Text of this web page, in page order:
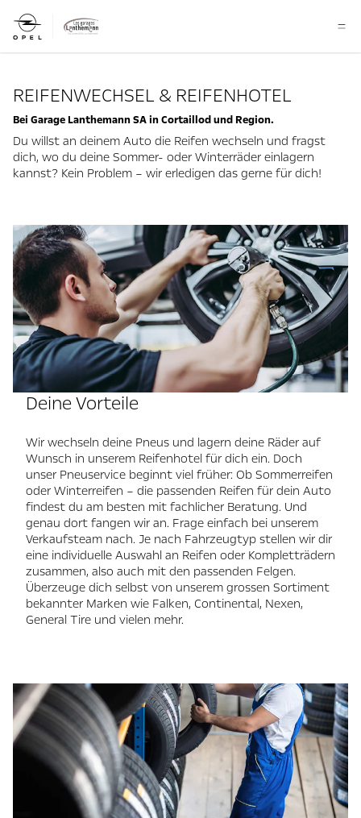
REIFENWECHSEL & REIFENHOTEL
Bei Garage Lanthemann SA in Cortaillod und Region.
Du willst an deinem Auto die Reifen wechseln und fragst
dich, wo du deine Sommer- oder Winterräder einlagern
kannst? Kein Problem – wir erledigen das gerne für dich!
Deine Vorteile
Wir wechseln deine Pneus und lagern deine Räder auf
Wunsch in unserem Reifenhotel für dich ein. Doch
unser Pneuservice beginnt viel früher: Ob Sommerreifen
oder Winterreifen – die passenden Reifen für dein Auto
findest du am besten mit fachlicher Beratung. Und
genau dort fangen wir an. Frage einfach bei unserem
Verkaufsteam nach. Je nach Fahrzeugtyp stellen wir dir
eine individuelle Auswahl an Reifen oder Kompletträdern
zusammen, also auch mit den passenden Felgen.
Überzeuge dich selbst von unserem grossen Sortiment
bekannter Marken wie Falken, Continental, Nexen,
General Tire und vielen mehr.